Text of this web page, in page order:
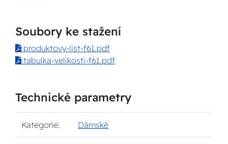
Soubory ke stažení
produktovy-list-f61.pdf
tabulka-velikosti-f61.pdf
Technické parametry
Kategorie: Dámské